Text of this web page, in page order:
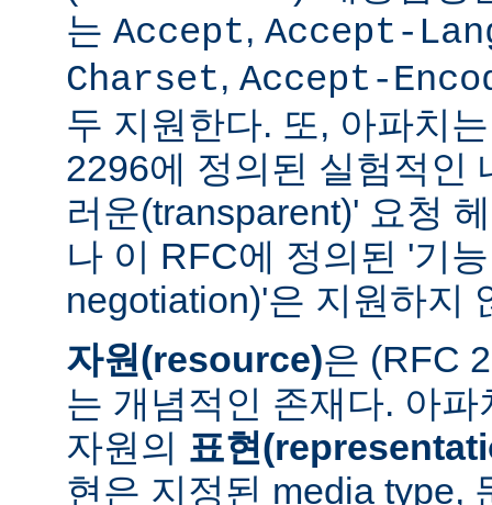
는 Accept, Accept-
Charset, Accept-
두 지원한다. 또, 아파치
2296에 정의된 실험적인
러운(transparent)' 요청
나 이 RFC에 정의된 '기
negotiation)'은 지원하지
자원(resource)은 (RFC
는 개념적인 존재다. 아
자원의 표현
현은 지정된 media type,